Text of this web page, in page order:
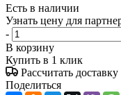
Есть в наличии
Узнать цену для
-
В корзину
Купить в 1 клик
Рассчитать доставку
Поделиться